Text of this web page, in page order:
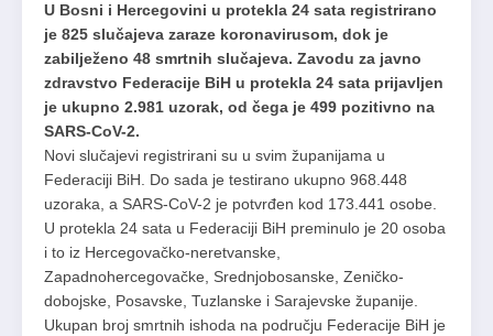
U Bosni i Hercegovini u protekla 24 sata registrirano
je 825 slučajeva zaraze koronavirusom, dok je
zabilježeno 48 smrtnih slučajeva. Zavodu za javno
zdravstvo Federacije BiH u protekla 24 sata prijavljen
je ukupno 2.981 uzorak, od čega je 499 pozitivno na
SARS-CoV-2.
Novi slučajevi registrirani su u svim županijama u
Federaciji BiH. Do sada je testirano ukupno 968.448
uzoraka, a SARS-CoV-2 je potvrđen kod 173.441 osobe.
U protekla 24 sata u Federaciji BiH preminulo je 20 osoba
i to iz Hercegovačko-neretvanske,
Zapadnohercegovačke, Srednjobosanske, Zeničko-
dobojske, Posavske, Tuzlanske i Sarajevske županije.
Ukupan broj smrtnih ishoda na području Federacije BiH je